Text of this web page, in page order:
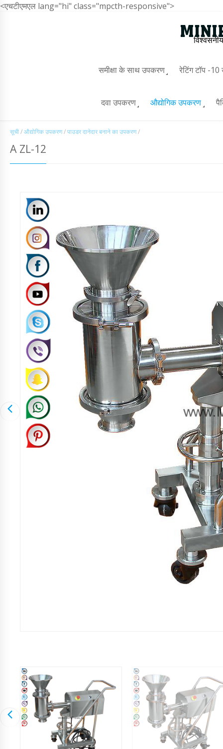
<एचटीएमएल lang="hi" class="mpcth-responsive">
समीक्षा के साथ उपकरण रेटिंग टॉप -
दवा उपकरण औद्योगिक उपकरण
सूची/औद्योगिक उपकरण/पाउडर दानेदार बनाने का उपकरण/
A ZL-12